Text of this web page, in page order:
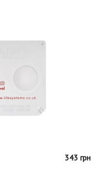
343 грн